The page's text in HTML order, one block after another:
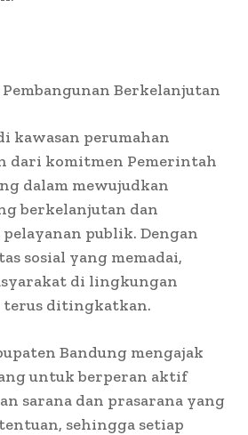
Berkelanjutan
kawasan perumahan
dari komitmen Pemerintah
dalam mewujudkan
berkelanjutan dan
publik. Dengan
sosial yang memadai,
di lingkungan
terus ditingkatkan.
Bandung mengajak
untuk berperan aktif
sarana dan prasarana yang
sehingga setiap